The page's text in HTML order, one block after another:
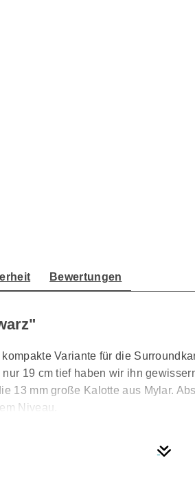
Bewertungen
Variante für die
19 cm tief haben wir ihn
13 mm große Kalotte aus Mylar.
Niveau.
Technik nicht sehen wollen.